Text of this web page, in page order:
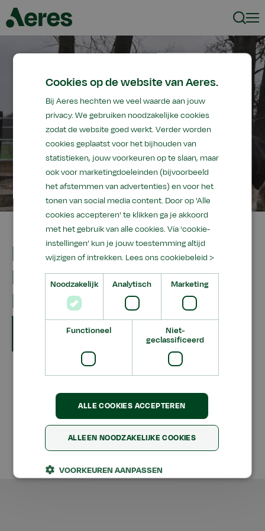
Nieuw bij Aeres VMBO
Maartensdijk De
Paardenklas
feb2018
Aeres
Algemene Voorwaarden
Privacy
Aeres
Facebook
Aeres
Group
LinkedIn
Aeres
Twitter
Aeres
Group
YouTube
Cookies op de website van Aeres.
Bij Aeres hechten we veel waarde aan jouw
privacy. We gebruiken noodzakelijke cookies
zodat de website goed werkt. Verder worden
cookies geplaatst voor het bijhouden van
statistieken, jouw voorkeuren op te slaan, maar
ook voor marketingdoeleinden (bijvoorbeeld
het afstemmen van advertenties) en voor het
tonen van social media content. Door op 'Alle
cookies accepteren' te klikken ga je akkoord
met het gebruik van alle cookies. Via ‘cookie-
instellingen’ kun je jouw toestemming altijd
wijzigen of intrekken. Lees ons cookiebeleid >
Noodzakelijk Analytisch Marketing
Functioneel
Niet-
geclassificeerd
ALLE COOKIES ACCEPTEREN
ALLEEN NOODZAKELIJKE COOKIES
VOORKEUREN AANPASSEN